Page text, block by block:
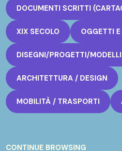
DOCUMENTI SCRITTI
XIX SECOLO OGGETTI
DISEGNI/PROGETTI/MODELLI
ARCHITETTURA / DESIGN
MOBILITÀ / TRASPORTI
CONTINUE BROWSING